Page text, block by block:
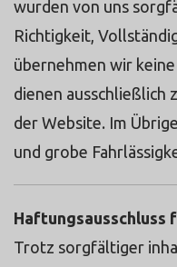
wurden von uns
Richtigkeit,
übernehmen wir
dienen ausschließlich
der Website. Im
und grobe
Haftungsausschluss
Trotz sorgfältiger